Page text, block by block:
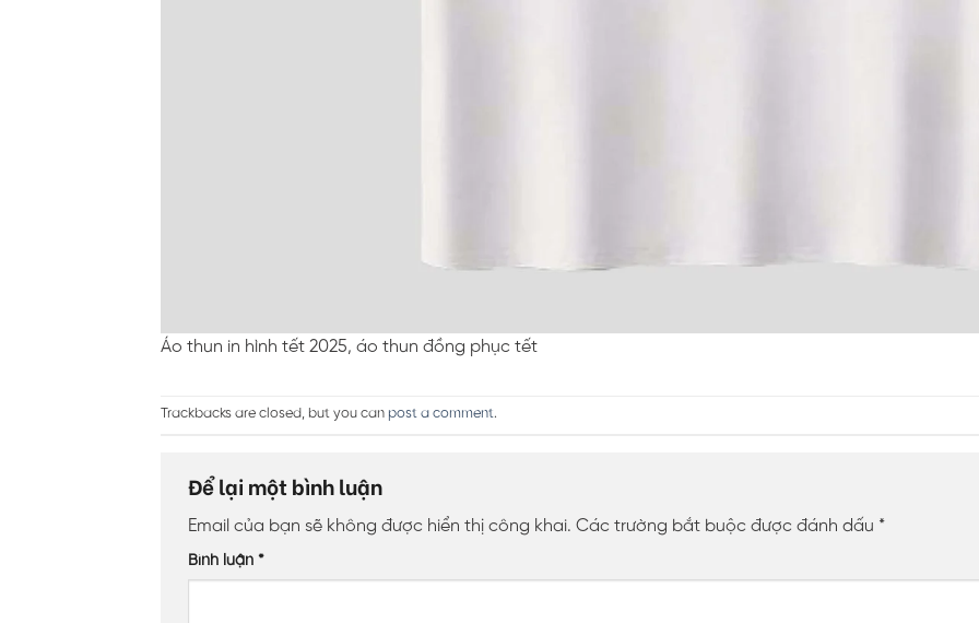
Áo thun in hình tết 2025, áo thun đồng phục tết
Trackbacks are closed, but you can post a comment.
Để lại một bình luận
Email của bạn sẽ không được hiển thị công khai. Các trường bắt buộc được đánh dấu *
Bình luận *